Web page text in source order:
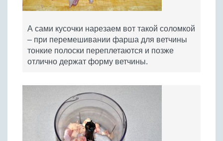
А сами кусочки нарезаем вот такой соломкой
– при перемешивании фарша для ветчины
тонкие полоски переплетаются и позже
отлично держат форму ветчины.